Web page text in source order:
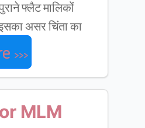
फ्लैट मालिकों
असर चिंता का
MLM